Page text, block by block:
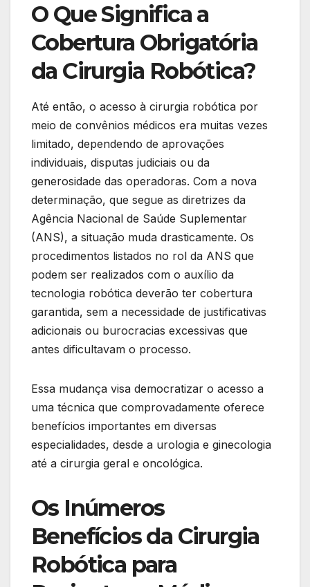
O Que Significa a
Cobertura Obrigatória
da Cirurgia Robótica?
Até então, o acesso à cirurgia robótica por
meio de convênios médicos era muitas vezes
limitado, dependendo de aprovações
individuais, disputas judiciais ou da
generosidade das operadoras. Com a nova
determinação, que segue as diretrizes da
Agência Nacional de Saúde Suplementar
(ANS), a situação muda drasticamente. Os
procedimentos listados no rol da ANS que
podem ser realizados com o auxílio da
tecnologia robótica deverão ter cobertura
garantida, sem a necessidade de justificativas
adicionais ou burocracias excessivas que
antes dificultavam o processo.
Essa mudança visa democratizar o acesso a
uma técnica que comprovadamente oferece
benefícios importantes em diversas
especialidades, desde a urologia e ginecologia
até a cirurgia geral e oncológica.
Os Inúmeros
Benefícios da Cirurgia
Robótica para